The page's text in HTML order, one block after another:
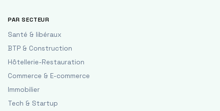
PAR SECTEUR
Santé & libéraux
BTP & Construction
Hôtellerie-Restauration
Commerce & E-commerce
Immobilier
Tech & Startup